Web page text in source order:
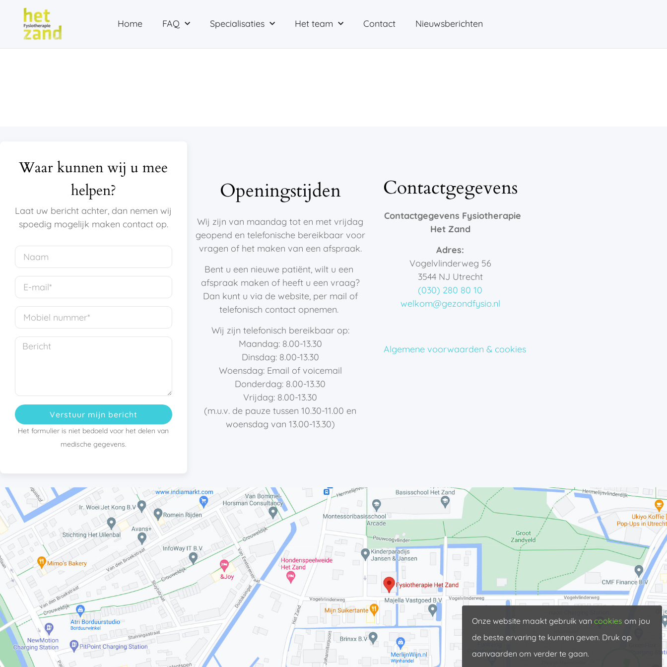
Home FAQ Specialisaties Het team Contact Nieuwsberichten
Waar kunnen wij u mee
helpen?
Laat uw bericht achter, dan nemen wij
spoedig mogelijk maken contact op.
Verstuur mijn bericht
Het formulier is niet bedoeld voor het delen van
medische gegevens.
Openingstijden
Wij zijn van maandag tot en met vrijdag
geopend en telefonische bereikbaar voor
vragen of het maken van een afspraak.
Bent u een nieuwe patiënt, wilt u een
afspraak maken of heeft u een vraag?
Dan kunt u via de website, per mail of
telefonisch contact opnemen.
Wij zijn telefonisch bereikbaar op:
Maandag: 8.00-13.30
Dinsdag: 8.00-13.30
Woensdag: Email of voicemail
Donderdag: 8.00-13.30
Vrijdag: 8.00-13.30
(m.u.v. de pauze tussen 10.30-11.00 en
woensdag van 13.00-13.30)
Contactgegevens
Contactgegevens Fysiotherapie
Het Zand
Adres:
Vogelvlinderweg 56
3544 NJ Utrecht
(030) 280 80 10
welkom@gezondfysio.nl
Algemene voorwaarden & cookies
Onze website maakt gebruik van cookies om jou
de beste ervaring te kunnen geven. Druk op
aanvaarden om verder te gaan.